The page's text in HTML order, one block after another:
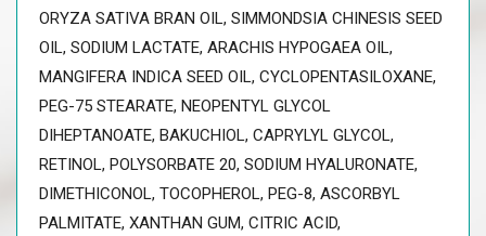
ORYZA SATIVA BRAN OIL, SIMMONDSIA CHINESIS SEED
OIL, SODIUM LACTATE, ARACHIS HYPOGAEA OIL,
MANGIFERA INDICA SEED OIL, CYCLOPENTASILOXANE,
PEG-75 STEARATE, NEOPENTYL GLYCOL
DIHEPTANOATE, BAKUCHIOL, CAPRYLYL GLYCOL,
RETINOL, POLYSORBATE 20, SODIUM HYALURONATE,
DIMETHICONOL, TOCOPHEROL, PEG-8, ASCORBYL
PALMITATE, XANTHAN GUM, CITRIC ACID,